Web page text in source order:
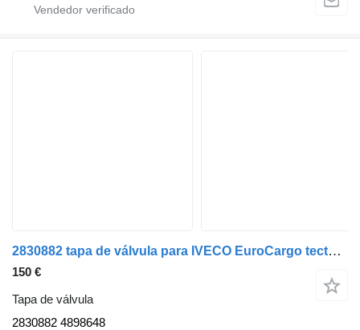
2830882 tapa de válvula para IVECO EuroCargo tector camión
150 €
Tapa de válvula
2830882 4898648